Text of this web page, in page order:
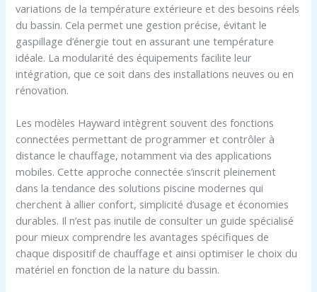
variations de la température extérieure et des besoins réels
du bassin. Cela permet une gestion précise, évitant le
gaspillage d’énergie tout en assurant une température
idéale. La modularité des équipements facilite leur
intégration, que ce soit dans des installations neuves ou en
rénovation.
Les modèles Hayward intègrent souvent des fonctions
connectées permettant de programmer et contrôler à
distance le chauffage, notamment via des applications
mobiles. Cette approche connectée s’inscrit pleinement
dans la tendance des solutions piscine modernes qui
cherchent à allier confort, simplicité d’usage et économies
durables. Il n’est pas inutile de consulter un guide spécialisé
pour mieux comprendre les avantages spécifiques de
chaque dispositif de chauffage et ainsi optimiser le choix du
matériel en fonction de la nature du bassin.